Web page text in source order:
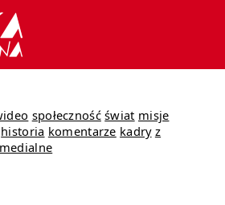
społeczność świat misje
historia komentarze kadry z